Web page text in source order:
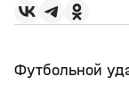
Футбольной